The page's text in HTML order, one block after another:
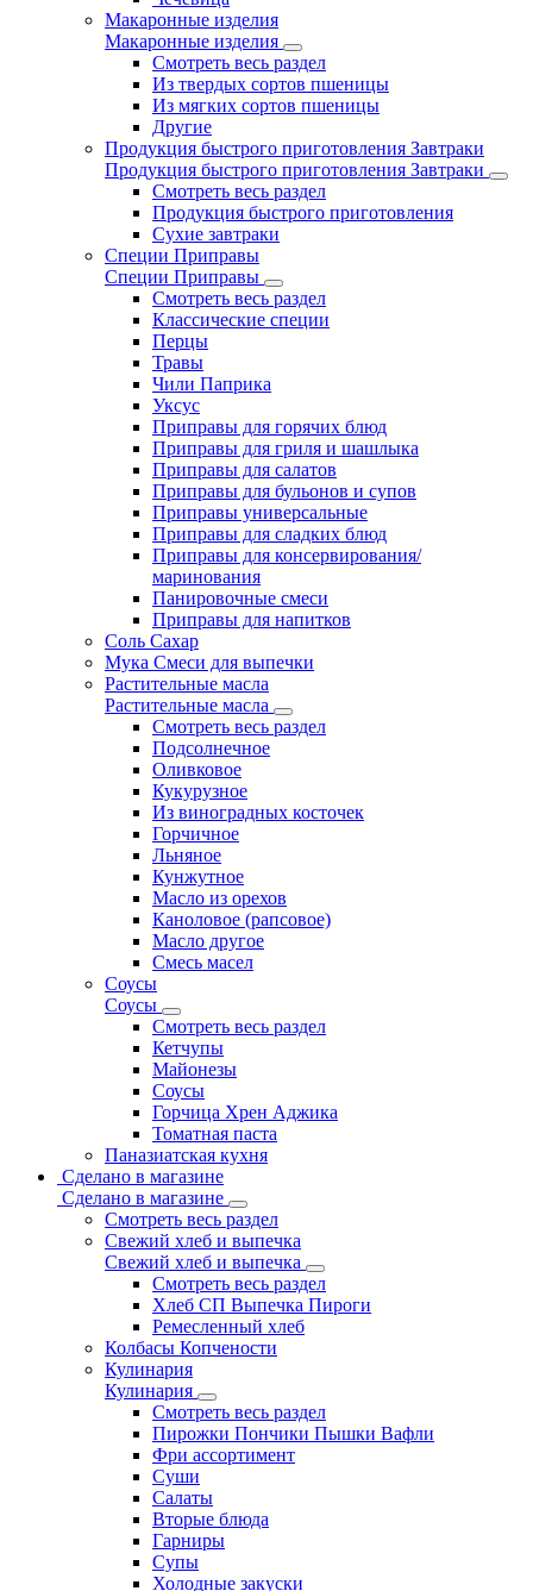
Макаронные изделия
Макаронные изделия
Смотреть весь раздел
Из твердых сортов пшеницы
Из мягких сортов пшеницы
Другие
Продукция быстрого приготовления Завтраки
Продукция быстрого приготовления Завтраки
Смотреть весь раздел
Продукция быстрого приготовления
Сухие завтраки
Специи Приправы
Специи Приправы
Смотреть весь раздел
Классические специи
Перцы
Травы
Чили Паприка
Уксус
Приправы для горячих блюд
Приправы для гриля и шашлыка
Приправы для салатов
Приправы для бульонов и супов
Приправы универсальные
Приправы для сладких блюд
Приправы для консервирования/
маринования
Панировочные смеси
Приправы для напитков
Соль Сахар
Мука Смеси для выпечки
Растительные масла
Растительные масла
Смотреть весь раздел
Подсолнечное
Оливковое
Кукурузное
Из виноградных косточек
Горчичное
Льняное
Кунжутное
Масло из орехов
Каноловое (рапсовое)
Масло другое
Смесь масел
Соусы
Соусы
Смотреть весь раздел
Кетчупы
Майонезы
Соусы
Горчица Хрен Аджика
Томатная паста
Паназиатская кухня
Сделано в магазине
Сделано в магазине
Смотреть весь раздел
Свежий хлеб и выпечка
Свежий хлеб и выпечка
Смотреть весь раздел
Хлеб СП Выпечка Пироги
Ремесленный хлеб
Колбасы Копчености
Кулинария
Кулинария
Смотреть весь раздел
Пирожки Пончики Пышки Вафли
Фри ассортимент
Суши
Салаты
Вторые блюда
Гарниры
Супы
Холодные закуски